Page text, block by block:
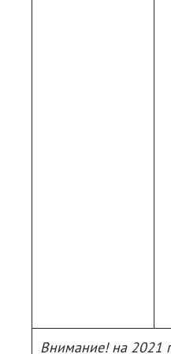
Внимание! на 2021